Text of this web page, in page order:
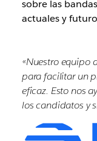
sobre las
actuales y
«Nuestro equipo
para facilitar un
eficaz. Esto nos
los candidatos y